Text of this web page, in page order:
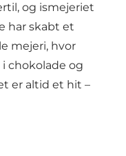
og ismejeriet
har skabt et
mejeri, hvor
chokolade og
er altid et hit –